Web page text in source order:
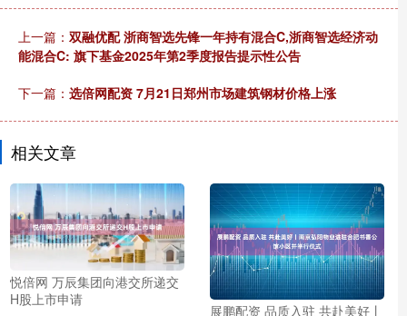
上一篇： 双融优配 浙商智选先锋一年持有混合C,浙商智选经济动
能混合C: 旗下基金2025年第2季度报告提示性公告
下一篇： 选倍网配资 7月21日郑州市场建筑钢材价格上涨
相关文章
悦倍网 万辰集团向港交所递交
H股上市申请
展鹏配资 品质入驻 共赴美好丨